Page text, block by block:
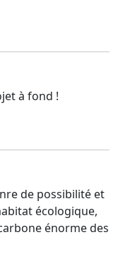
à fond !
de possibilité et
écologique,
énorme des